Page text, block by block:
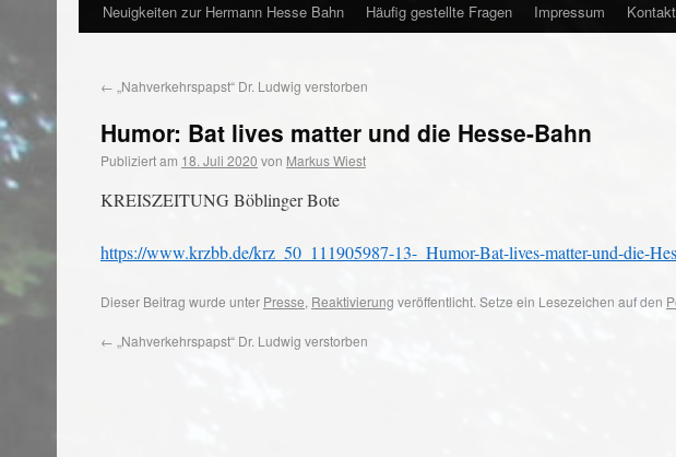
Neuigkeiten zur Hermann Hesse Bahn Häufig gestellte Fragen Impressum Kontakt
← „Nahverkehrspapst“ Dr. Ludwig verstorben
Humor: Bat lives matter und die Hesse-Bahn
Publiziert am 18. Juli 2020 von Markus Wiest
KREISZEITUNG Böblinger Bote
https://www.krzbb.de/krz_50_111905987-13-_Humor-Bat-lives-matter-und-die-
Dieser Beitrag wurde unter Presse, Reaktivierung veröffentlicht. Setze ein Lesezeichen auf den
← „Nahverkehrspapst“ Dr. Ludwig verstorben